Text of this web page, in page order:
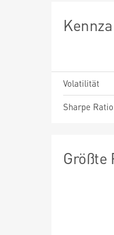
Volatilität
Sharpe Ratio
Größte